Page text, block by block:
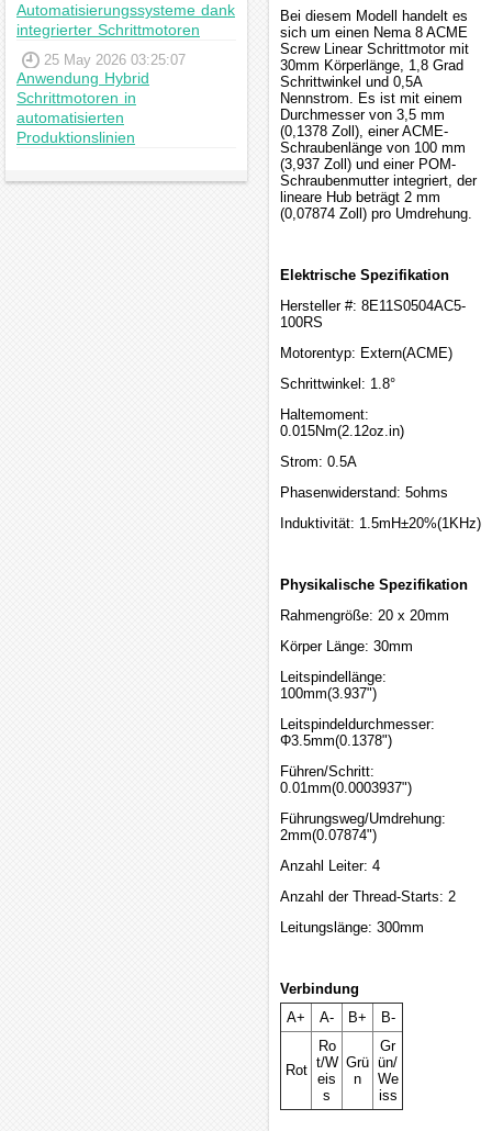
Automatisierungssysteme dank
integrierter Schrittmotoren
25 May 2026 03:25:07
Anwendung Hybrid
Schrittmotoren in
automatisierten
Produktionslinien
Bei diesem Modell handelt es
sich um einen Nema 8 ACME
Screw Linear Schrittmotor mit
30mm Körperlänge, 1,8 Grad
Schrittwinkel und 0,5A
Nennstrom. Es ist mit einem
Durchmesser von 3,5 mm
(0,1378 Zoll), einer ACME-
Schraubenlänge von 100 mm
(3,937 Zoll) und einer POM-
Schraubenmutter integriert, der
lineare Hub beträgt 2 mm
(0,07874 Zoll) pro Umdrehung.
Elektrische Spezifikation
Hersteller #: 8E11S0504AC5-
100RS
Motorentyp: Extern(ACME)
Schrittwinkel: 1.8°
Haltemoment:
0.015Nm(2.12oz.in)
Strom: 0.5A
Phasenwiderstand: 5ohms
Induktivität: 1.5mH±20%(1KHz)
Physikalische Spezifikation
Rahmengröße: 20 x 20mm
Körper Länge: 30mm
Leitspindellänge:
100mm(3.937")
Leitspindeldurchmesser:
Φ3.5mm(0.1378")
Führen/Schritt:
0.01mm(0.0003937")
Führungsweg/Umdrehung:
2mm(0.07874")
Anzahl Leiter: 4
Anzahl der Thread-Starts: 2
Leitungslänge: 300mm
Verbindung
A+
A- B+ B-
Rot
Ro
t/W
eis
s
Grü
n
Gr
ün/
We
iss